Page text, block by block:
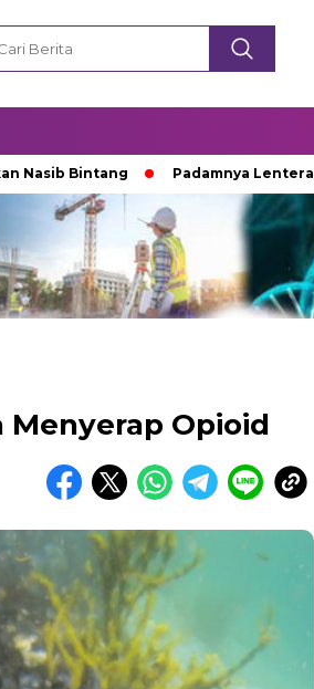
Padamnya Lentera Malam
Menyerap Opioid